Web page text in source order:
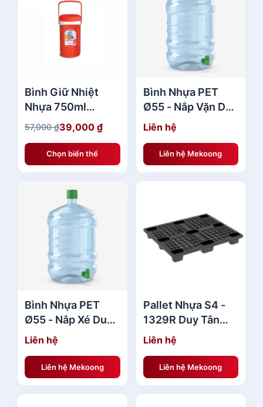
Bình Giữ Nhiệt
Nhựa 750ml
No.1055 Duy Tân
giá tốt
57,000₫
G
i
á
0
0
₫
.
39,000 ₫
G
i
á
:
3
,
0
0
Chọn biến thể
Bình Nhựa PET
Ø55 - Nắp Vặn Duy
Tân Giá Rẻ
Liên hệ
Liên hệ Mekoong
Bình Nhựa PET
Ø55 - Nắp Xé Duy
Tân Giá Rẻ
Liên hệ
Liên hệ Mekoong
Pallet Nhựa S4 -
1329R Duy Tân
Giá Rẻ
Liên hệ
Liên hệ Mekoong